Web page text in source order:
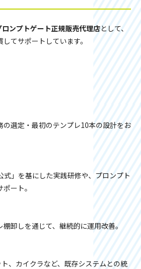
ロンプトゲート正規販売代理店として、
てサポートしています。
の選定・最初のテンプレ10本の設計をお
式」を基にした実践研修や、プロンプト
ート。
卸しを通じて、継続的に運用改善。
、カイクラなど、既存システムとの統